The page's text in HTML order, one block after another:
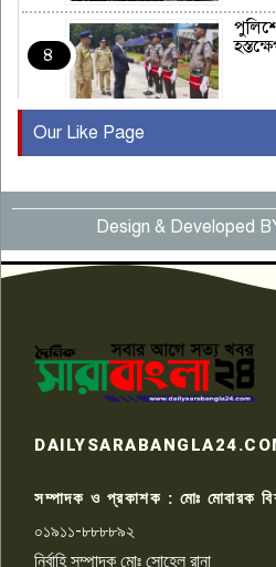
৪
৫
বছর
৬
৭
কেটে
Our Like Page
Design & Developed
সম্পাদক ও প্রকাশক : মোঃ মোবারক
০১৯১১-৮৮৮৮৯২
নির্বাহি সম্পাদক মোঃ সোহেল রানা